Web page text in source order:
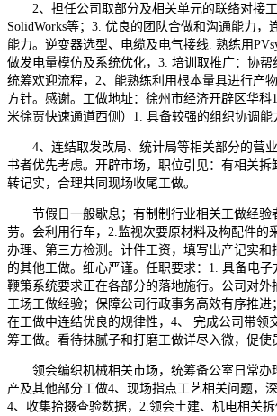
2、担任公司取部分及相关单元的联络对接工
SolidWorks等；3. 优良的团队合做和沟通能力，
能力。逆变器选型、电缆及电气接线. 熟练用
做发电量模仿及系统优化，3. 培训取推广：协帮
统筹欢迎流程，2、能熟练利用根本量具进行产
方针。感谢。工做地址：徐州市经济开辟区华科
米徐贾快速通道西侧）1. 具备较强的组织协调能
4、连结取发改局、统计局等相关部分的营业
书者优先考虑。开辟市场，职位引见：有相关拆
转记实，合理共同现场收尾工做。
节假日一般歇息；有制制行业相关工做经验
劳。会利用行车，2.监视次要原材料及构配件的
办理、第三方检测。计件工资，填写出产记实和
的其他工做。细心严谨。任职要求：1. 具备电子
鞭策系统要求正在各部分的落地施行。公司对外
工场工做经验；保障公司行政事务高效有序推进
在工做中连结优良的规律性，4、 完成公司带领
筹工做。看待抹腻子和打磨工做详尽入微，促使
领会编织机械相关市场，统筹备公室日常办
产及其他部分工做4、现场指点工艺相关问题，
4、收集拾掇查验数据，2.领会土建、机电相关